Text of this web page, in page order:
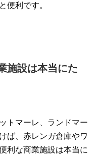
便利です。
施設は本当にた
トマーレ、ランドマー
ば、赤レンガ倉庫やワ
利な商業施設は本当に